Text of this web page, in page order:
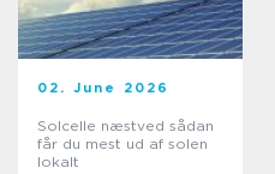
02. June 2026
Solcelle næstved sådan
får du mest ud af solen
lokalt